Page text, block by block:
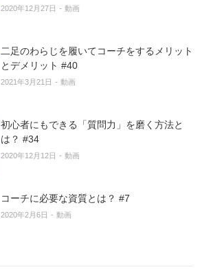
2020年12月27日 動画
二足のわらじを履いてコーチをするメリット
とデメリット #40
2021年3月21日 動画
初心者にもできる「質問力」を磨く方法と
は？ #34
2020年12月12日 動画
コーチに必要な資質とは？ #7
2020年2月6日 動画